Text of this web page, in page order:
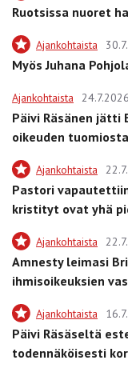
Ruotsissa nuoret
Ajankohtaista
Myös Juhana
Ajankohtaista 24.7.2026
Päivi Räsänen jätti
oikeuden tuomiosta
Ajankohtaista
Pastori
kristityt ovat yhä
Ajankohtaista
Amnesty leimasi
ihmisoikeuksien
Ajankohtaista
Päivi Räsäseltä
todennäköisesti